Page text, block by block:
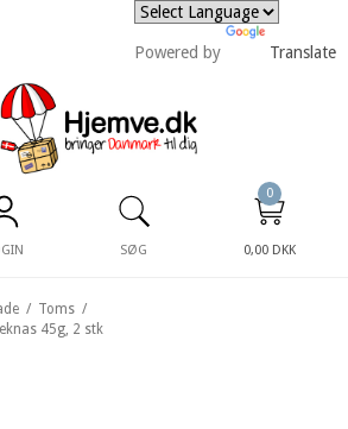
Powered by Translate
SØG
0
0,00 DKK
/ Toms /
45g, 2 stk